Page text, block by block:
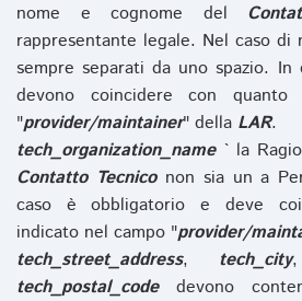
nome e cognome del
rappresentante legale. Nel caso
sempre separati da uno spazio. In
devono coincidere con
"provider/maintainer" della LAR.
tech_organization_name` la
Contatto Tecniconon sia un a
caso è obbligatorio e deve
indicato nel campo "provider/
tech_street_address, tech_city
tech_postal_codedevono